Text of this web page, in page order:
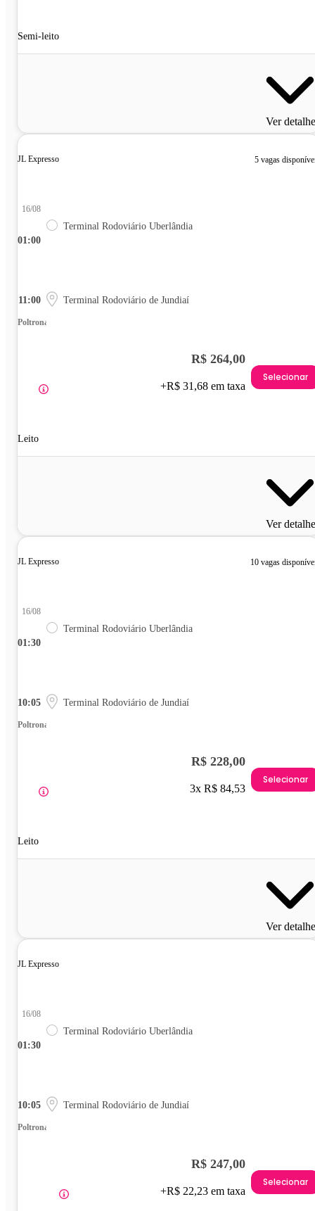
Semi-leito
Ver
JL Expresso 5 vagas
01:00
16/08
Terminal Rodoviário Uberlândia
11:00 Terminal Rodoviário de Jundiaí
Poltrona
Leito
R$ 264,00
+R$ 31,68 em taxa
Selecionar
Ver
JL Expresso 10 vagas
01:30
16/08
Terminal Rodoviário Uberlândia
10:05 Terminal Rodoviário de Jundiaí
Poltrona
Leito
R$ 228,00
3x R$ 84,53
Selecionar
Ver
JL Expresso
01:30
16/08
Terminal Rodoviário Uberlândia
10:05 Terminal Rodoviário de Jundiaí
Poltrona
R$ 247,00
+R$ 22,23 em taxa
Selecionar